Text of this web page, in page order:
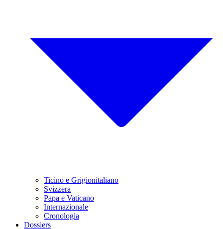
Ticino e Grigionitaliano
Svizzera
Papa e Vaticano
Internazionale
Cronologia
Dossiers